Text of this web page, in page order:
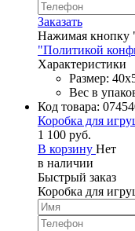
Заказать
Нажимая кнопку
"Политикой
Характеристики
Размер:
Вес в
Код товара:
Коробка для
1 100 руб.
В корзину Нет
в наличии
Быстрый заказ
Коробка для